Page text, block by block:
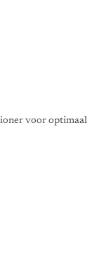
voor optimaal